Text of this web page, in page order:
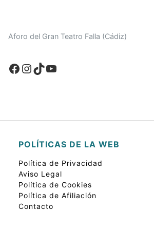
Aforo del Gran Teatro Falla (Cádiz)
Facebook
Instagram
TikTok
YouTube
POLÍTICAS DE LA WEB
Política de Privacidad
Aviso Legal
Política de Cookies
Política de Afiliación
Contacto